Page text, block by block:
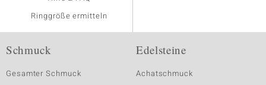
Ringgröße ermitteln
Schmuck
Gesamter Schmuck
Edelsteine
Achatschmuck